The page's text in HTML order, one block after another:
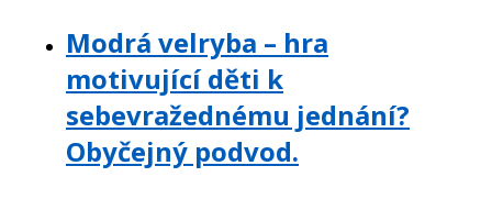
Modrá velryba – hra
motivující děti k
sebevražednému jednání?
Obyčejný podvod.